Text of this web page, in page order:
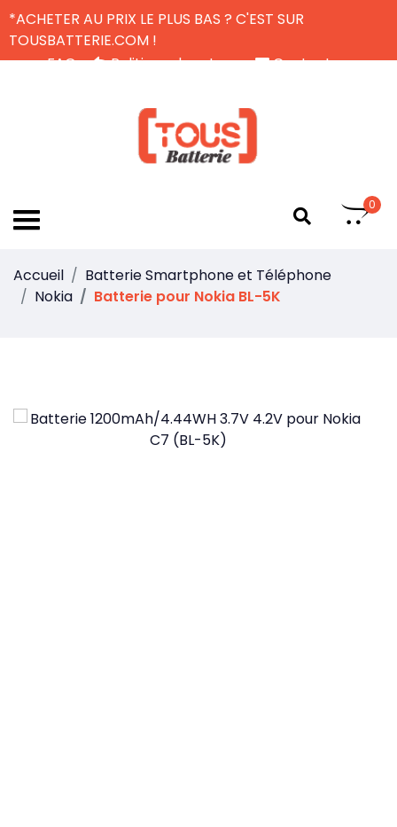
*ACHETER AU PRIX LE PLUS BAS ? C'EST SUR
TOUSBATTERIE.COM !
FAQ
Politique de retour
Contactez-nous
0
Accueil
Batterie Smartphone et Téléphone
Nokia
Batterie pour Nokia BL-5K